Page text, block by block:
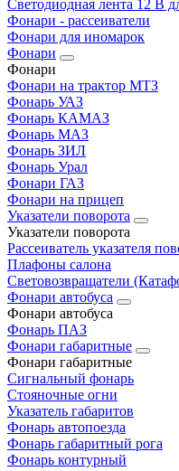
Светодиодная лента 12 В
Фонари - рассеиватели
Фонари для иномарок
Фонари
Фонари
Фонари на трактор МТЗ
Фонарь УАЗ
Фонарь КАМАЗ
Фонарь МАЗ
Фонарь ЗИЛ
Фонарь Урал
Фонари ГАЗ
Фонари на прицеп
Указатели поворота
Указатели поворота
Рассеиватель указателя
Плафоны салона
Световозвращатели
Фонари автобуса
Фонари автобуса
Фонарь ПАЗ
Фонари габаритные
Фонари габаритные
Сигнальный фонарь
Стояночные огни
Указатель габаритов
Фонарь автопоезда
Фонарь габаритный рога
Фонарь контурный